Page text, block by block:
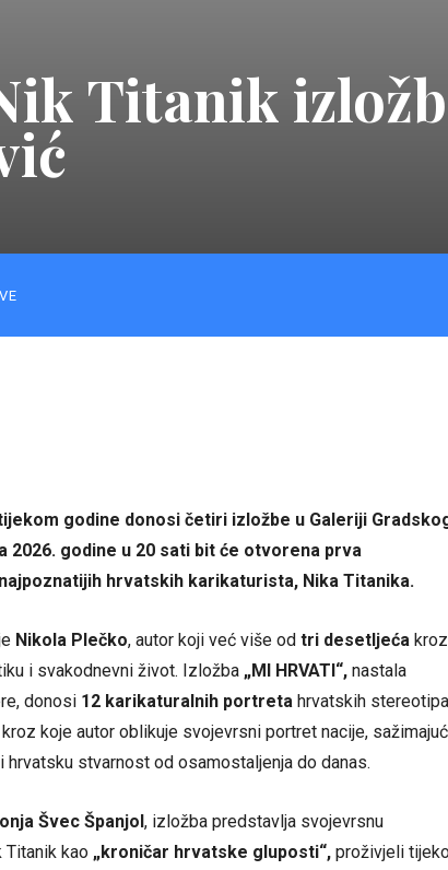
Titanik
godine donosi četiri izložbe u Galeriji
godine u 20 sati bit će otvorena prva
hrvatskih karikaturista, Nika Titanika.
Nikola Plečko, autor koji već više od tri desetljeća kroz
i svakodnevni život. Izložba „MI HRVATI“, nastala
donosi 12 karikaturalnih portreta hrvatskih stereotipa
koje autor oblikuje svojevrsni portret nacije,
stvarnost od osamostaljenja do danas.
Švec Španjol, izložba predstavlja svojevrsnu
Titanik kao „kroničar hrvatske gluposti“, proživjeli